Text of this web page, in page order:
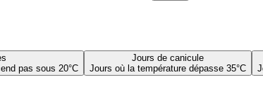
pas sous 20°C
Jours de canicule
Jours où la température dépasse 35°C